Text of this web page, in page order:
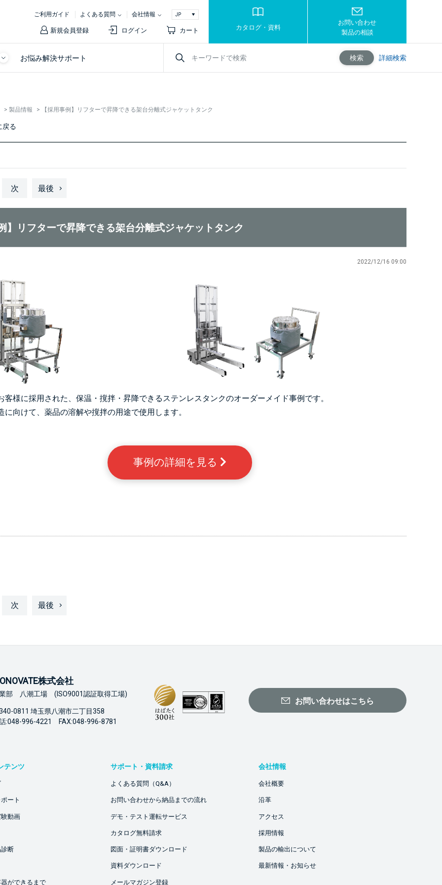
ご利用ガイド よくある質問 会社情報
新規会員登録 ログイン カート カタログ・資料
お問い合わせ
製品の相談
お悩み解決サポート 検索 詳細検索
> 製品情報 > 【採用事例】リフターで昇降できる架台分離式ジャケットタンク
戻る
次 最後
】リフターで昇降できる架台分離式ジャケットタンク
2022/12/16 09:00
客様に採用された、保温・撹拌・昇降できるステンレスタンクのオーダーメイド事例です。
に向けて、薬品の溶解や撹拌の用途で使用します。
事例の詳細を見る
次 最後
株式会社
部 八潮工場 (ISO9001認証取得工場)
0811 埼玉県八潮市二丁目358
:048-996-4221 FAX:048-996-8781
お問い合わせはこちら
テンツ
ート
動画
断
ができるまで
サポート・資料請求
よくある質問（Q&A）
お問い合わせから納品までの流れ
デモ・テスト運転サービス
カタログ無料請求
図面・証明書ダウンロード
資料ダウンロード
メールマガジン登録
会社情報
会社概要
沿革
アクセス
採用情報
製品の輸出について
最新情報・お知らせ